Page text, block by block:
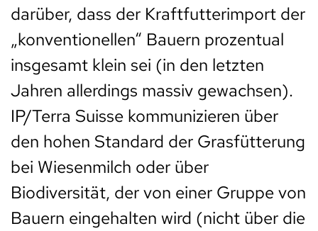
darüber, dass der Kraftfutterimport der
„konventionellen“ Bauern prozentual
insgesamt klein sei (in den letzten
Jahren allerdings massiv gewachsen).
IP/Terra Suisse kommunizieren über
den hohen Standard der Grasfütterung
bei Wiesenmilch oder über
Biodiversität, der von einer Gruppe von
Bauern eingehalten wird (nicht über die